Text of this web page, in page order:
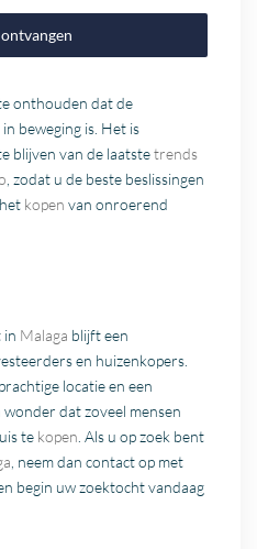
onthouden dat de
beweging is. Het is
blijven van de laatstetrends
, zodat u de beste beslissingen
kopen van onroerend
in Malaga blijft een
en huizenkopers.
locatie en een
dat zoveel mensen
te kopen . Als u op zoek bent
, neem dan contact op met
begin uw zoektocht vandaag